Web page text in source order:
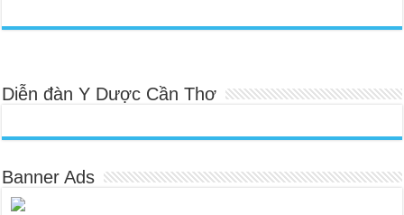
Diễn đàn Y Dược Cần Thơ
Banner Ads